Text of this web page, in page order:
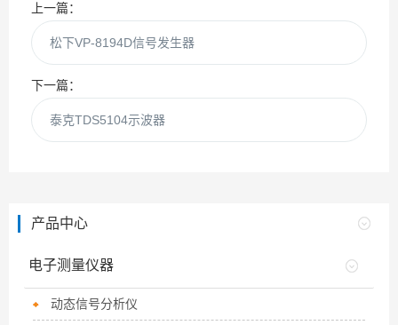
上一篇：
松下VP-8194D信号发生器
下一篇：
泰克TDS5104示波器
产品中心
电子测量仪器
动态信号分析仪